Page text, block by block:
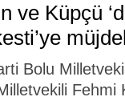
ve Küpçü
Bolu
Fehmi